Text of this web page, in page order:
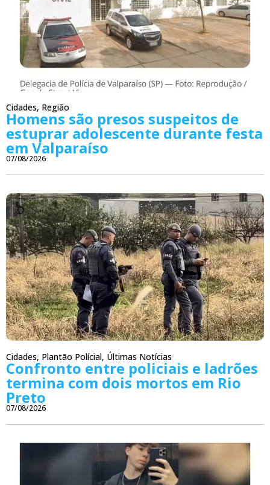
Cidades, Região
Homens são presos suspeitos de
estuprar adolescente durante festa
em Valparaíso
07/08/2026
Cidades, Plantão Polícial, Últimas Notícias
Confronto entre policiais e ladrões
termina com dois mortos em Rio
Preto
07/08/2026